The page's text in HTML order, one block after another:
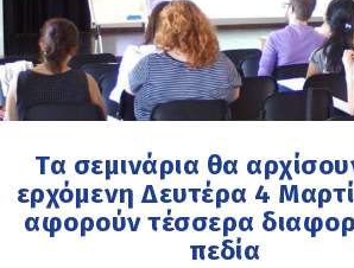
Τα σεμινάρια θα
ερχόμενη Δευτέρα 4
αφορούν τέσσερα
πεδία